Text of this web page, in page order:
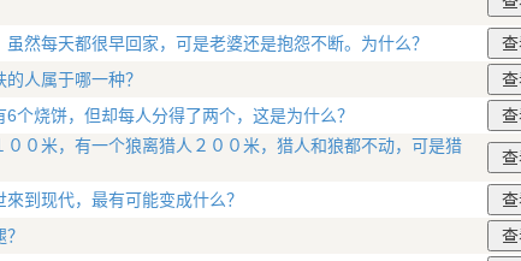
然每天都很早回家，可是老婆还是抱怨不断。为什么？
人属于哪一种？
个烧饼，但却每人分得了两个，这是为什么？
０米，有一个狼离猎人２００米，猎人和狼都不动，可是猎
到现代，最有可能变成什么？